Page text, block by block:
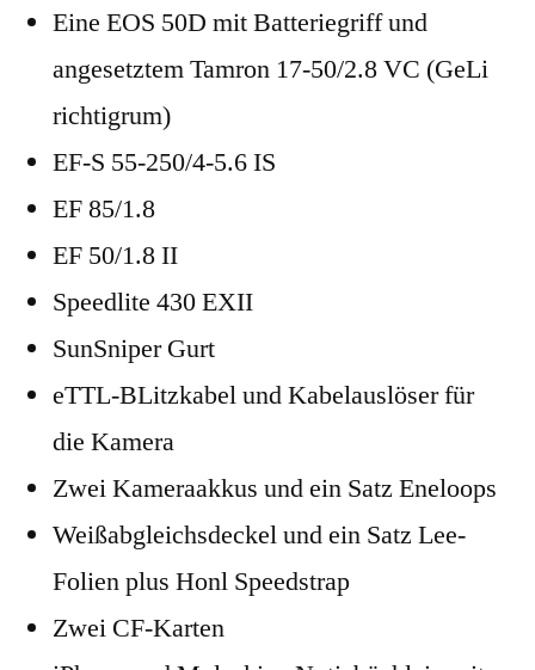
Eine EOS 50D mit Batteriegriff und
angesetztem Tamron 17-50/2.8 VC (GeLi
richtigrum)
EF-S 55-250/4-5.6 IS
EF 85/1.8
EF 50/1.8 II
Speedlite 430 EXII
SunSniper Gurt
eTTL-BLitzkabel und Kabelauslöser für
die Kamera
Zwei Kameraakkus und ein Satz Eneloops
Weißabgleichsdeckel und ein Satz Lee-
Folien plus Honl Speedstrap
Zwei CF-Karten